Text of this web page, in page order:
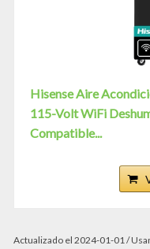
Hisense Aire
115-Volt WiFi
Compatible...
Actualizado el 2024-01-01 /